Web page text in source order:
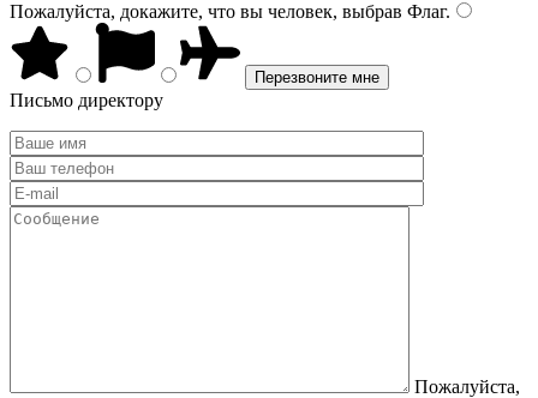
Пожалуйста, докажите, что вы человек, выбрав Флаг.
Письмо директору
Пожалуйста,